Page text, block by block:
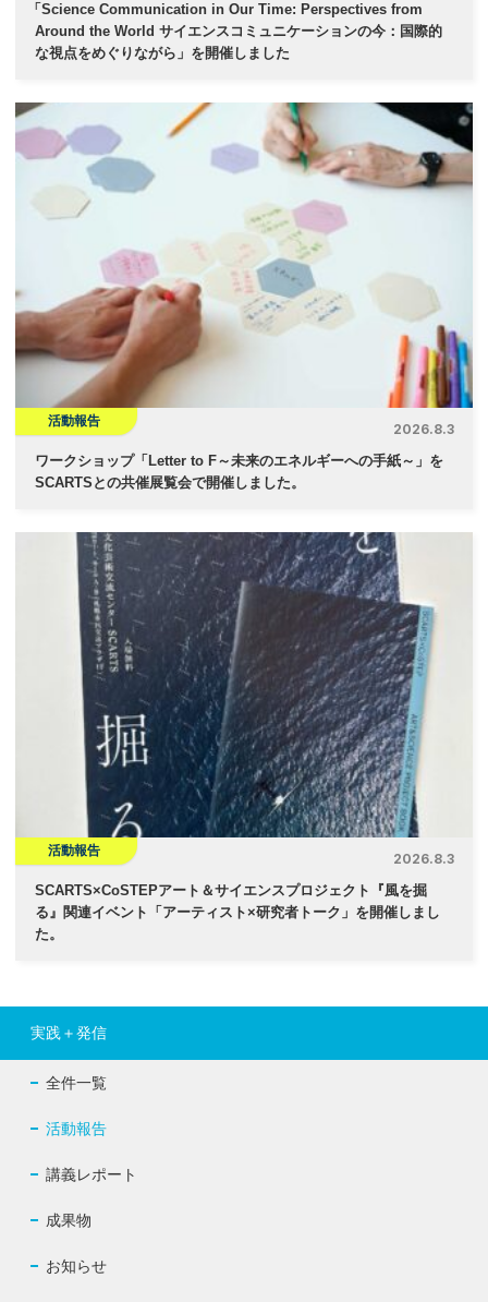
「 Science Communication in Our Time: Perspectives from
Around the World サイエンスコミュニケーションの今：国際的
な視点をめぐりながら」を開催しました
活動報告
2026.8.3
ワークショップ「Letter to F～未来のエネルギーへの手紙～」を
SCARTSとの共催展覧会で開催しました。
活動報告
2026.8.3
SCARTS×CoSTEPアート＆サイエンスプロジェクト『風を掘
る』関連イベント「アーティスト×研究者トーク」を開催しまし
た。
実践＋発信
全件一覧
活動報告
講義レポート
成果物
お知らせ